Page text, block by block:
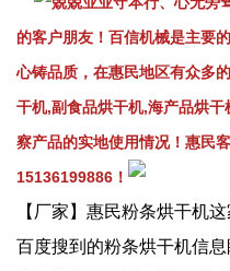
的客户朋友！百信机械是主要
心铸品质，在惠民地区有众多
干机,副食品烘干机,海产品烘
察产品的实地使用情况！惠民
15136199886！
【厂家】惠民粉条烘干机
百度搜到的粉条烘干机信